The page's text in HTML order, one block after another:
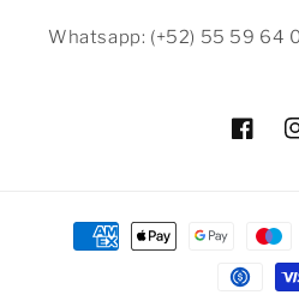
Whatsapp: (+52) 55 59 64
Formas